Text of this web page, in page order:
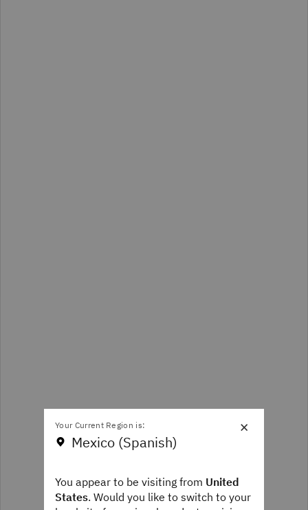
×
Your Current Region is:
Mexico (Spanish)
You appear to be visiting from United
States. Would you like to switch to your